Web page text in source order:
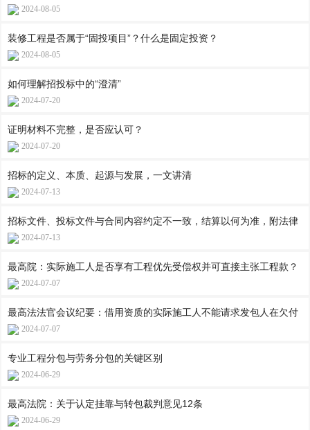
2024-08-05
装修工程是否属于“固投项目”？什么是固定投资？
2024-08-05
如何理解招投标中的“澄清”
2024-07-20
证明材料不完整，是否应认可？
2024-07-20
招标的定义、本质、起源与发展，一文讲清
2024-07-13
招标文件、投标文件与合同内容约定不一致，结算以何为准，附法律
2024-07-13
最高院：实际施工人是否享有工程优先受偿权并可直接主张工程款？
2024-07-07
最高法法官会议纪要：借用资质的实际施工人不能请求发包人在欠付
2024-07-07
专业工程分包与劳务分包的关键区别
2024-06-29
最高法院：关于认定挂靠与转包裁判意见12条
2024-06-29